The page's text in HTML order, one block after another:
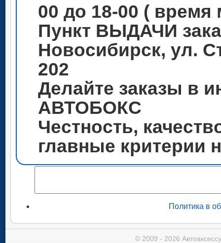
00 до 18-00 ( время
Пункт ВЫДАЧИ
Новосибирск, ул.
202
Делайте заказы в
АВТОБОКС
Честность,
главные критерии
Политика в
© 2009 - 2026